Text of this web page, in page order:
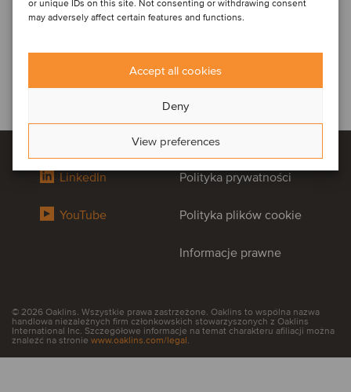
or unique IDs on this site. Not consenting or withdrawing consent
may adversely affect certain features and functions.
Accept all cookies
Deny
View preferences
LinkedIn
YouTube
Polityka prywatności
Polityka plików cookie
Informacje prawne
© 2026 Oaklins. Wszystkie prawa zastrzeżone. Oaklins to wspólna nazwa
handlowa niezależnych firm członkowskich stowarzyszonych z Oaklins
International Inc. Szczegółowe informacje na temat charakteru afiliacji można
znaleźć na stronie www.oaklins.com/legal.